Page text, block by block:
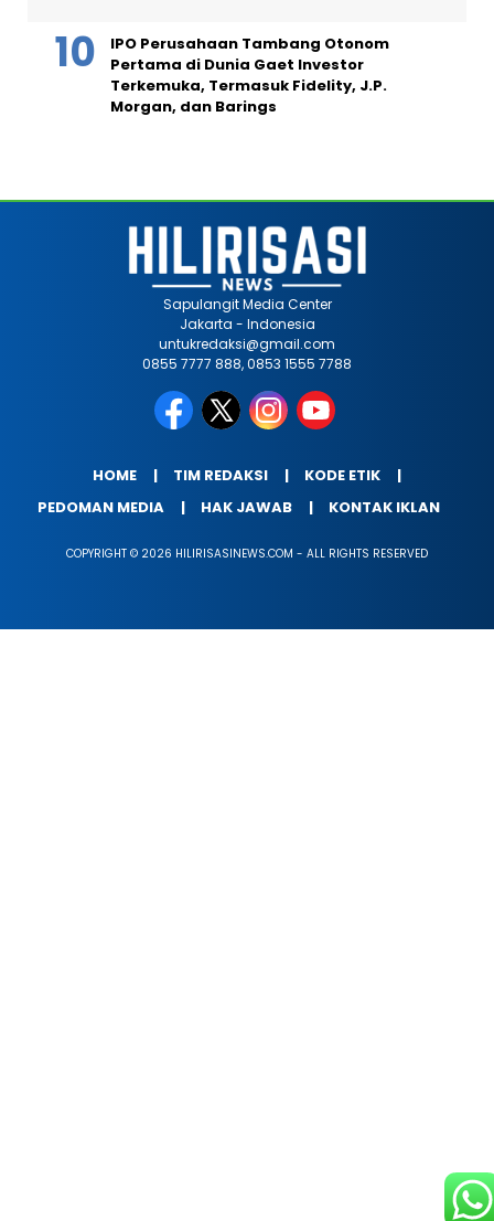
IPO Perusahaan Tambang Otonom
Pertama di Dunia Gaet Investor
Terkemuka, Termasuk Fidelity, J.P.
Morgan, dan Barings
Sapulangit Media Center
Jakarta - Indonesia
untukredaksi@gmail.com
0855 7777 888, 0853 1555 7788
HOME TIM REDAKSI
KODE ETIK
PEDOMAN MEDIA
HAK JAWAB KONTAK IKLAN
COPYRIGHT © 2026 HILIRISASINEWS.COM - ALL RIGHTS RESERVED